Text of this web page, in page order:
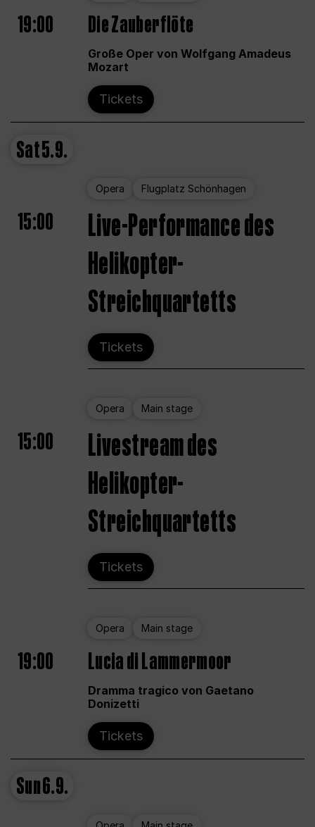
19:00 Die Zauberflöte
Große Oper von Wolfgang Amadeus
Mozart
Tickets
Sat5.9.
Opera Flugplatz Schönhagen
15:00
Live-Performance des
Helikopter-
Streichquartetts
Tickets
Opera Main stage
15:00
Livestream des
Helikopter-
Streichquartetts
Tickets
Opera Main stage
19:00 Lucia di Lammermoor
Dramma tragico von Gaetano
Donizetti
Tickets
Sun6.9.